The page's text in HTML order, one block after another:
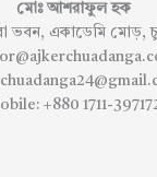
মোঃ আশরাফুল হক
ভবন, একাডেমি মোড়,
+880 1711-